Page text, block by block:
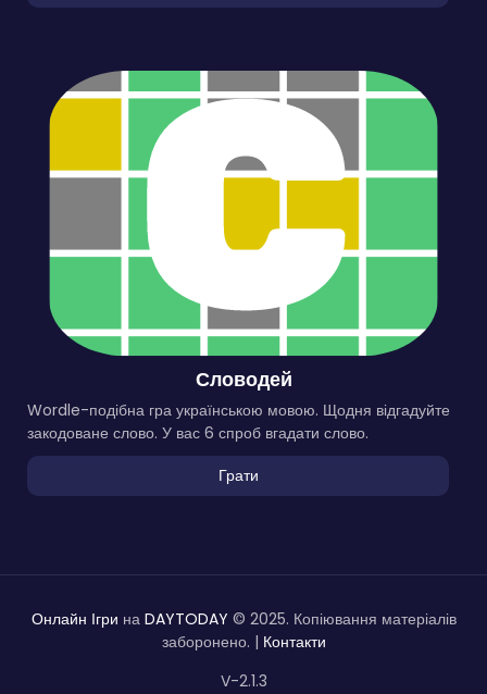
Словодей
Wordle-подібна гра українською мовою. Щодня відгадуйте
закодоване слово. У вас 6 спроб вгадати слово.
Грати
Онлайн Ігри на DAYTODAY © 2025. Копіювання матеріалів
заборонено. | Контакти
V-2.1.3